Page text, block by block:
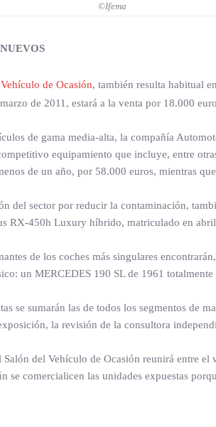
©Ifema
de Ocasión, también resulta habitual
de 2011, estará a la venta por 18.000
de gama media-alta, la compañía
equipamiento que incluye, entre
de un año, por 58.000 euros, mientras
del sector por reducir la contaminación,
RX-450h Luxury híbrido, matriculado en
de los coches más singulares
un MERCEDES 190 SL de 1961
se sumarán las de todos los segmentos de
la revisión de la consultora
del Vehículo de Ocasión reunirá entre
se comercialicen las unidades expuestas